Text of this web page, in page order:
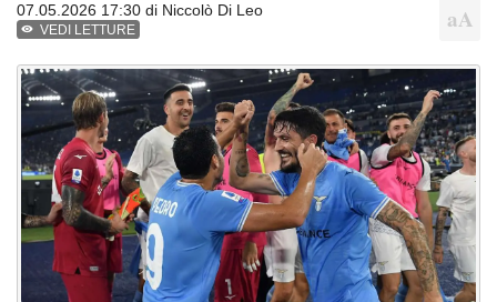
07.05.2026 17:30 di Niccolò Di Leo
VEDI LETTURE